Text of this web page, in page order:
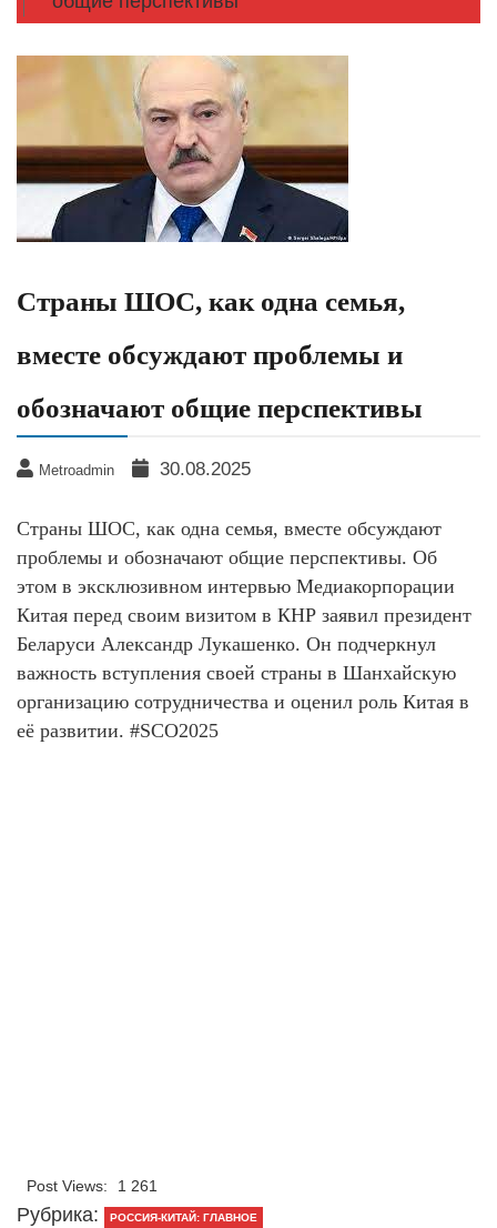
Страны ШОС, как одна семья,
вместе обсуждают проблемы и
обозначают общие перспективы
Metroadmin 30.08.2025
Страны ШОС, как одна семья, вместе обсуждают
проблемы и обозначают общие перспективы. Об
этом в эксклюзивном интервью Медиакорпорации
Китая перед своим визитом в КНР заявил президент
Беларуси Александр Лукашенко. Он подчеркнул
важность вступления своей страны в Шанхайскую
организацию сотрудничества и оценил роль Китая в
её развитии. #SCO2025
Post Views: 1 261
Рубрика: РОССИЯ-КИТАЙ: ГЛАВНОЕ